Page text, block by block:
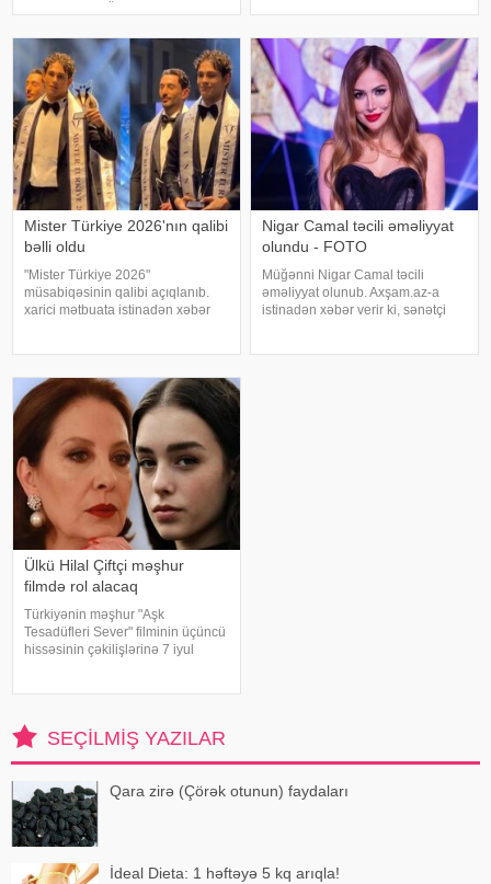
vurub. Pop kraliça zövqlü geyimi
və fərqli saç düzümü il
Mister Türkiye 2026'nın qalibi
bəlli oldu
"Mister Türkiye 2026"
müsabiqəsinin qalibi açıqlanıb.
xarici mətbuata istinadən xəbər
Navdar birinci olaraq "Miste
Nigar Camal təcili əməliyyat
olundu - FOTO
Müğənni Nigar Camal təcili
əməliyyat olunub. Axşam.az-a
istinadən xəbər verir ki, sənətçi
Ülkü Hilal Çiftçi məşhur
filmdə rol alacaq
Türkiyənin məşhur "Aşk
Tesadüfleri Sever" filminin üçüncü
hissəsinin çəkilişlərinə 7 iyul
SEÇILMIŞ YAZILAR
Qara zirə (Çörək otunun) faydaları
İdeal Dieta: 1 həftəyə 5 kq arıqla!